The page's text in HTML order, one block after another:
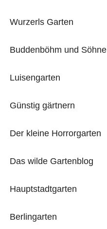
Wurzerls Garten
Buddenböhm und Söhne
Luisengarten
Günstig gärtnern
Der kleine Horrorgarten
Das wilde Gartenblog
Hauptstadtgarten
Berlingarten